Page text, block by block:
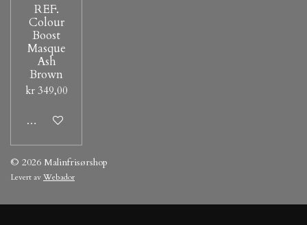
REF.
Colour
Boost
Masque
Ash
Brown
kr 349,00
Legg til handlevogn
© 2026 Malinfrisørshop
Levert avWebador